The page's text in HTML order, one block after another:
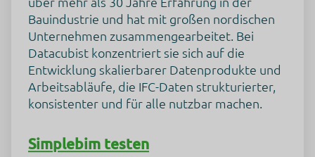
Bauindustrie und hat mit großen nordischen
Unternehmen zusammengearbeitet. Bei
Datacubist konzentriert sie sich auf die
Entwicklung skalierbarer Datenprodukte und
Arbeitsabläufe, die IFC-Daten strukturierter,
konsistenter und für alle nutzbar machen.
Simplebim testen
Diese Liste stellt die mutmaßlichen Zwecke der
Datenerhebung und -verarbeitung dar. Die Liste ist ggf.
unvollständig, da keine vollständige Auflistung aller
Datenverarbeitungszwecke seitens Blogger.com zur
Verfügung steht.
Marketing
Werbung
Web-Analytik
Pixel-Tags
Cookies